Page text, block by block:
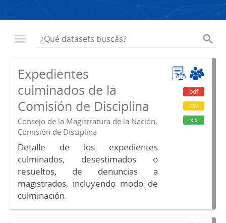
Expedientes
culminados de la
Comisión de Disciplina
Consejo de la Magistratura de la Nación,
Comisión de Disciplina
Detalle de los expedientes
culminados, desestimados o
resueltos, de denuncias a
magistrados, incluyendo modo de
culminación.
pdf
csv
xls